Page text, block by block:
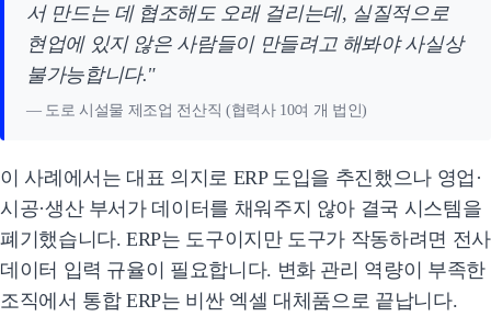
서 만드는 데 협조해도 오래 걸리는데, 실질적으로
현업에 있지 않은 사람들이 만들려고 해봐야 사실상
불가능합니다."
— 도로 시설물 제조업 전산직 (협력사 10여 개 법인)
이 사례에서는 대표 의지로 ERP 도입을 추진했으나 영업·
시공·생산 부서가 데이터를 채워주지 않아 결국 시스템을
폐기했습니다. ERP는 도구이지만 도구가 작동하려면 전사
데이터 입력 규율이 필요합니다. 변화 관리 역량이 부족한
조직에서 통합 ERP는 비싼 엑셀 대체품으로 끝납니다.